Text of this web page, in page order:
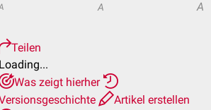
A A
Teilen
Was zeigt hierher
Artikel erstellen